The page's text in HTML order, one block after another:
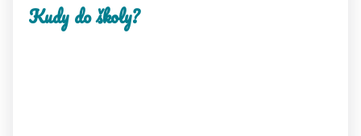
Kudy do školy?